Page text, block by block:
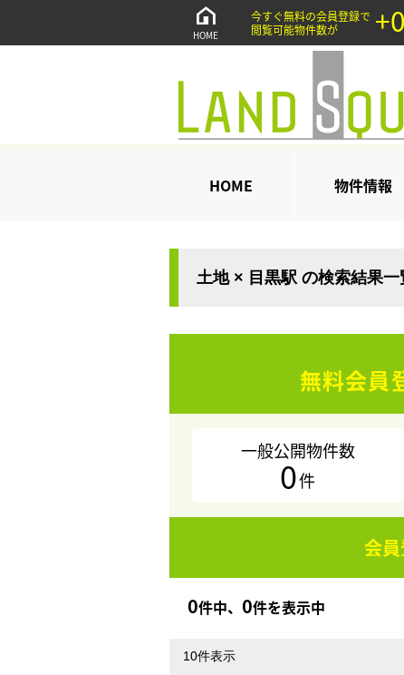
HOME
今すぐ無料の会員登録で
閲覧可能物件数が
+0
HOME 物件情報
土地 × 目黒駅 の検索結果一
無料会員
一般公開物件数
0件
会
0件中、 0件を表示中